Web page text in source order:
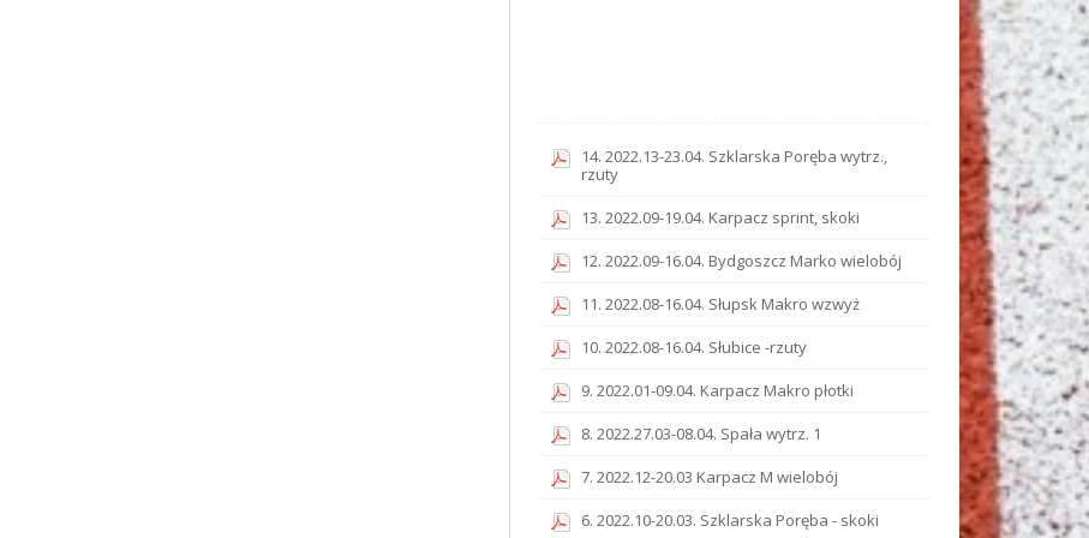
14. 2022.13-23.04. Szklarska Poręba wytrz.,
rzuty
13. 2022.09-19.04. Karpacz sprint, skoki
12. 2022.09-16.04. Bydgoszcz Marko wielobój
11. 2022.08-16.04. Słupsk Makro wzwyż
10. 2022.08-16.04. Słubice -rzuty
9. 2022.01-09.04. Karpacz Makro płotki
8. 2022.27.03-08.04. Spała wytrz. 1
7. 2022.12-20.03 Karpacz M wielobój
6. 2022.10-20.03. Szklarska Poręba - skoki